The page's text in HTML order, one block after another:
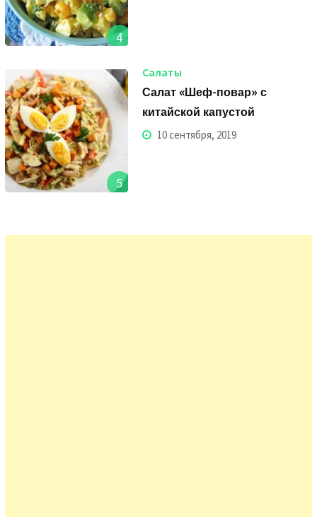
4
5
Салаты
Салат «Шеф-повар» с
китайской капустой
10 сентября, 2019